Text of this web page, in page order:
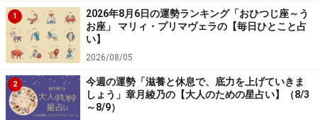
1
2026年8月6日の運勢ランキング「おひつじ座～う
お座」 マリィ・プリマヴェラの【毎日ひとこと占
い】
2026/08/05
2
今週の運勢「滋養と休息で、底力を上げていきま
しょう」章月綾乃の【大人のための星占い】（8/3
～8/9）